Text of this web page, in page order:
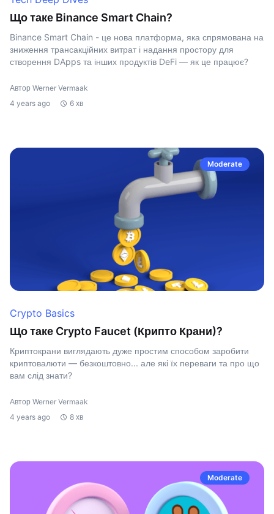
Що таке Binance Smart Chain?
Binance Smart Chain - це нова платформа, яка спрямована на
зниження трансакційних витрат і надання простору для
створення DApps та інших продуктів DeFi — як це працює?
Автор Werner Vermaak
4 years ago
6 хв
Moderate
Crypto Basics
Що таке Crypto Faucet (Крипто Крани)?
Криптокрани виглядають дуже простим способом заробити
криптовалюти — безкоштовно... але які їх переваги та про що
вам слід знати?
Автор Werner Vermaak
4 years ago
8 хв
Moderate